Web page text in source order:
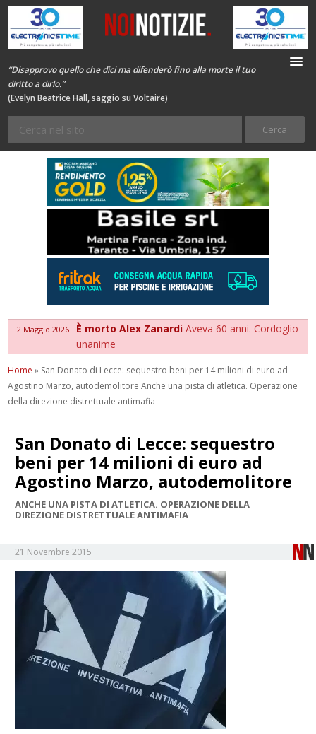
“Disapprovo quello che dici ma difenderò fino alla morte il tuo
diritto a dirlo.”
(Evelyn Beatrice Hall, saggio su Voltaire)
2 Maggio 2026 È morto Alex ZanardiAveva 60 anni. Cordoglio
unanime
Home » San Donato di Lecce: sequestro beni per 14 milioni di euro ad
Agostino Marzo, autodemolitore Anche una pista di atletica. Operazione
della direzione distrettuale antimafia
San Donato di Lecce: sequestro
beni per 14 milioni di euro ad
Agostino Marzo, autodemolitore
ANCHE UNA PISTA DI ATLETICA. OPERAZIONE DELLA
DIREZIONE DISTRETTUALE ANTIMAFIA
21 Novembre 2015